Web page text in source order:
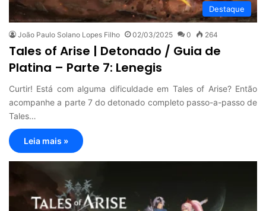
Destaque
João Paulo Solano Lopes Filho 02/03/2025 0 264
Tales of Arise | Detonado / Guia de
Platina – Parte 7: Lenegis
Curtir! Está com alguma dificuldade em Tales of Arise? Então
acompanhe a parte 7 do detonado completo passo-a-passo de
Tales…
Leia mais »